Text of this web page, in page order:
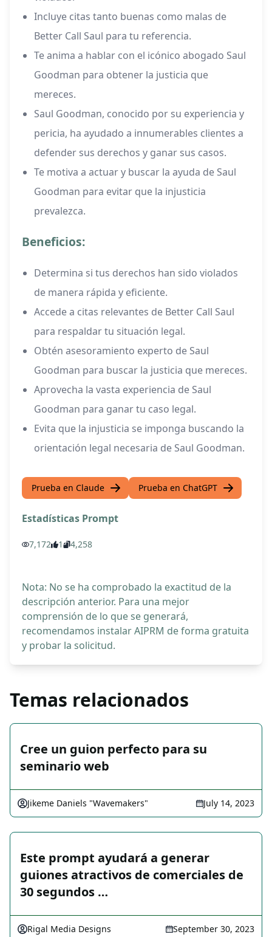
Incluye citas tanto buenas como malas de
Better Call Saul para tu referencia.
Te anima a hablar con el icónico abogado Saul
Goodman para obtener la justicia que
mereces.
Saul Goodman, conocido por su experiencia y
pericia, ha ayudado a innumerables clientes a
defender sus derechos y ganar sus casos.
Te motiva a actuar y buscar la ayuda de Saul
Goodman para evitar que la injusticia
prevalezca.
Beneficios:
Determina si tus derechos han sido violados
de manera rápida y eficiente.
Accede a citas relevantes de Better Call Saul
para respaldar tu situación legal.
Obtén asesoramiento experto de Saul
Goodman para buscar la justicia que mereces.
Aprovecha la vasta experiencia de Saul
Goodman para ganar tu caso legal.
Evita que la injusticia se imponga buscando la
orientación legal necesaria de Saul Goodman.
Prueba en Claude Prueba en ChatGPT
Estadísticas Prompt
7,172 1 4,258
Nota: No se ha comprobado la exactitud de la
descripción anterior. Para una mejor
comprensión de lo que se generará,
recomendamos instalar AIPRM de forma gratuita
y probar la solicitud.
Temas relacionados
Cree un guion perfecto para su
seminario web
Jikeme Daniels "Wavemakers" July 14, 2023
Este prompt ayudará a generar
guiones atractivos de comerciales de
30 segundos …
Rigal Media Designs September 30, 2023